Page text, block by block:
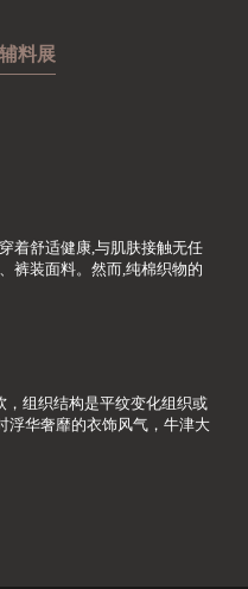
料展
着舒适健康,与肌肤接触无任
裤装面料。然而,纯棉织物的
组织结构是平纹变化组织或
浮华奢靡的衣饰风气，牛津大